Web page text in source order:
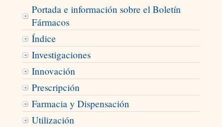
Portada e información sobre el Boletín
Fármacos
Índice
Investigaciones
Innovación
Prescripción
Farmacia y Dispensación
Utilización